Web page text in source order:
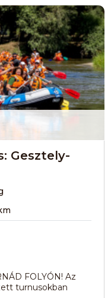
Gesztely-
FOLYÓN! Az
turnusokban